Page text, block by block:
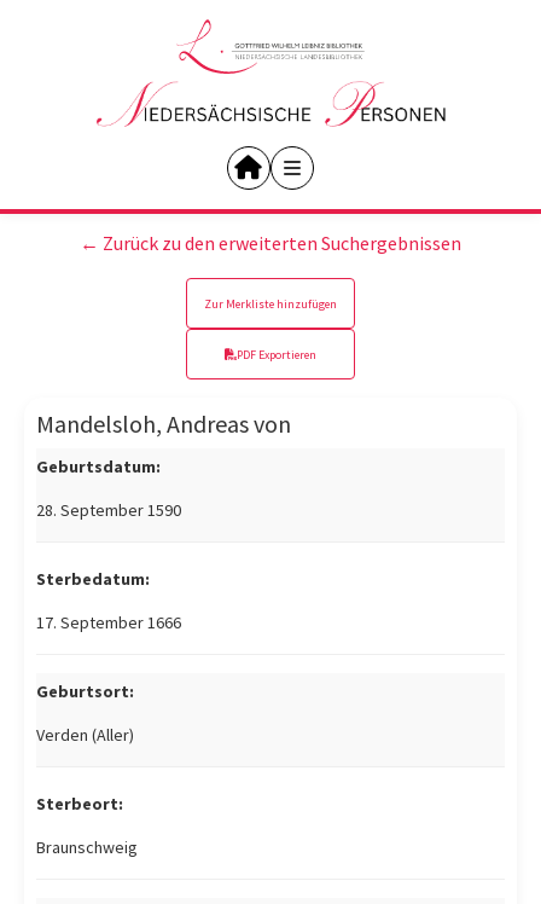
← Zurück zu den erweiterten Suchergebnissen
Zur Merkliste hinzufügen
PDF Exportieren
Mandelsloh, Andreas von
Geburtsdatum:
28. September 1590
Sterbedatum:
17. September 1666
Geburtsort:
Verden (Aller)
Sterbeort:
Braunschweig